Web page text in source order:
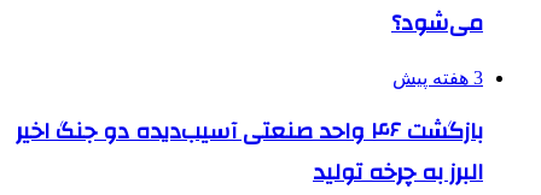
می‌شود؟
3 هفته پیش
بازگشت ۴۶ واحد صنعتی آسیب‌دیده دو جنگ اخیر
البرز به چرخه تولید